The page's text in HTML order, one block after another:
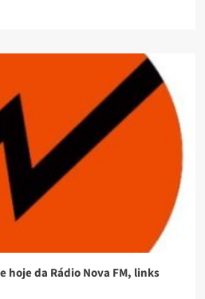
hoje da Rádio Nova FM, links